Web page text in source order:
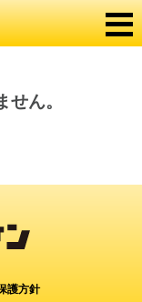
ん。
護方針